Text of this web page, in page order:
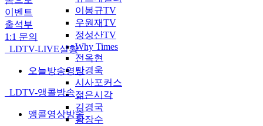
이봉규TV
우원재TV
정성산TV
Why Times
전옥현
민경욱
시사포커스
젊은시각
김경국
황장수
이벤트
출석부
1:1 문의
LDTV-LIVE실황
오늘방송영상
LDTV-앵콜방송
앵콜영상방송